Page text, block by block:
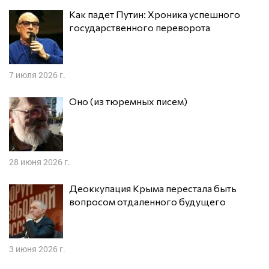
Как падет Путин: Хроника успешного
государственного переворота
7 июля 2026 г.
Оно (из тюремных писем)
28 июня 2026 г.
Деоккупация Крыма перестала быть
вопросом отдаленного будущего
3 июня 2026 г.